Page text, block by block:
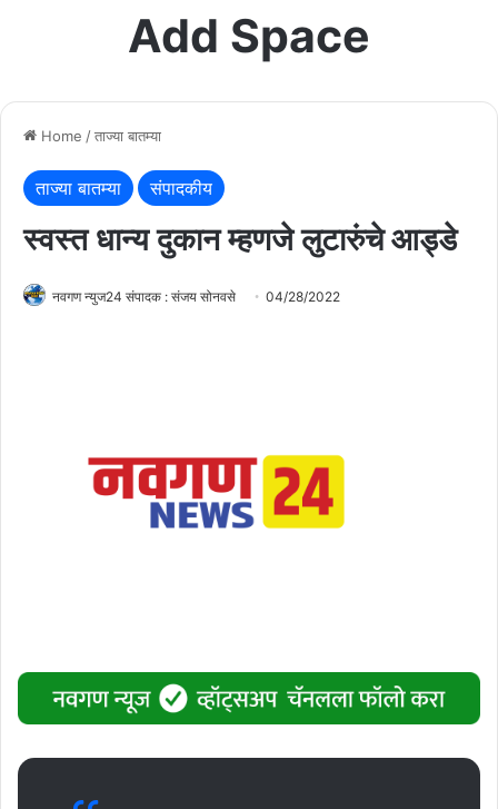
Add Space
Home /ताज्या बातम्या
ताज्या बातम्या संपादकीय
स्वस्त धान्य दुकान म्हणजे लुटारुंचे आड्डे
नवगण न्युज24 संपादक : संजय सोनवसे 04/28/2022